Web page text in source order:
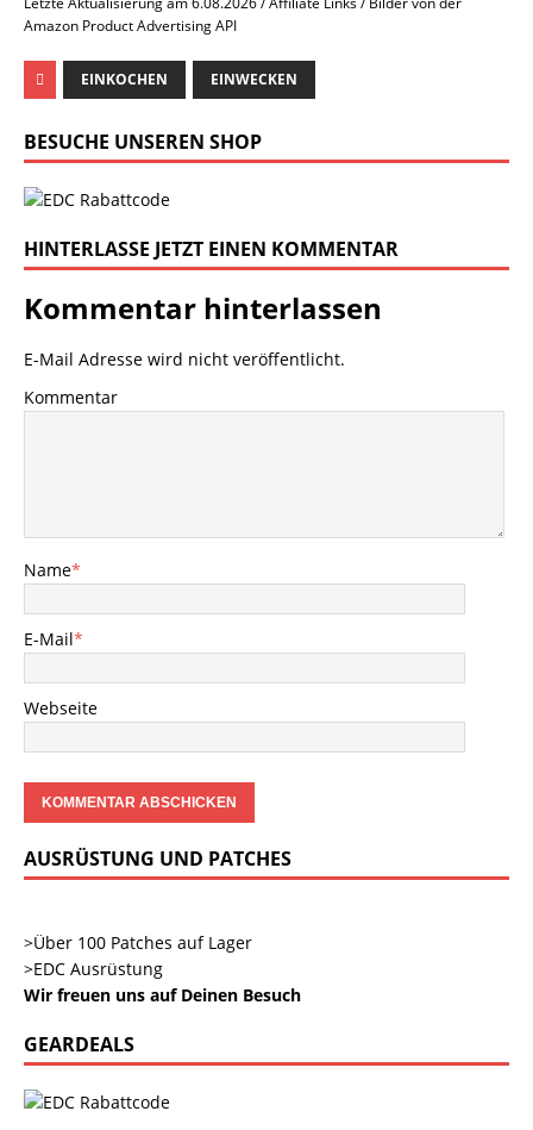
Amazon Product Advertising API
EINKOCHEN EINWECKEN
BESUCHE UNSEREN SHOP
HINTERLASSE JETZT EINEN KOMMENTAR
Kommentar hinterlassen
E-Mail Adresse wird nicht veröffentlicht.
Kommentar
Name*
E-Mail*
Webseite
AUSRÜSTUNG UND PATCHES
>Über 100 Patches auf Lager
>EDC Ausrüstung
Wir freuen uns auf Deinen Besuch
GEARDEALS